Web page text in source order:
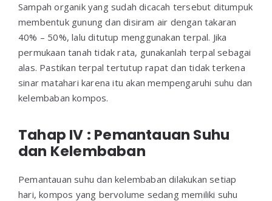
Sampah organik yang sudah dicacah tersebut ditumpuk
membentuk gunung dan disiram air dengan takaran
40% – 50%, lalu ditutup menggunakan terpal. Jika
permukaan tanah tidak rata, gunakanlah terpal sebagai
alas. Pastikan terpal tertutup rapat dan tidak terkena
sinar matahari karena itu akan mempengaruhi suhu dan
kelembaban kompos.
Tahap IV : Pemantauan Suhu
dan Kelembaban
Pemantauan suhu dan kelembaban dilakukan setiap
hari, kompos yang bervolume sedang memiliki suhu